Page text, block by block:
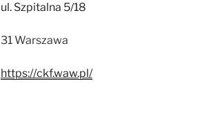
ul. Szpitalna 5/18
31 Warszawa
https://ckf.waw.pl/